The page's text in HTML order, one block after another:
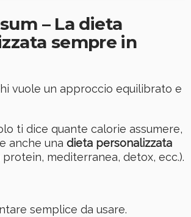
– La dieta
sempre in
vuole un approccio equilibrato e
ti dice quante calorie assumere,
anche una dieta personalizzata
mediterranea, detox, ecc.).
semplice da usare.